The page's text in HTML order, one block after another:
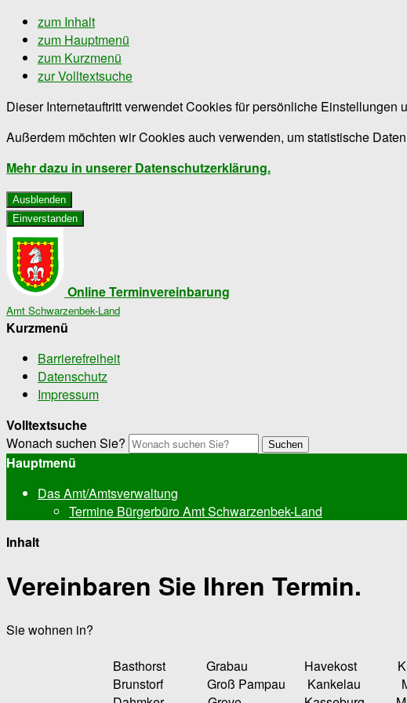
zum Inhalt
zum Hauptmenü
zum Kurzmenü
zur Volltextsuche
Dieser Internetauftritt verwendet Cookies für persönliche Einstellungen
Außerdem möchten wir Cookies auch verwenden, um statistische
Mehr dazu in unserer Datenschutzerklärung.
Ausblenden
Einverstanden
Online Terminvereinbarung
Amt Schwarzenbek-Land
Kurzmenü
Barrierefreiheit
Datenschutz
Impressum
Volltextsuche
Wonach suchen Sie?
Suchen
Hauptmenü
Das Amt/Amtsverwaltung
Termine Bürgerbüro Amt Schwarzenbek-Land
Inhalt
Vereinbaren Sie Ihren Termin.
Sie wohnen in?
Basthorst Grabau Havekost
Brunstorf Groß Pampau Kankelau